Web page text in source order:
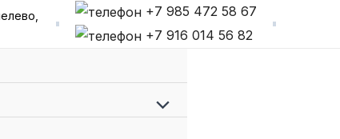
+7 985 472 58 67
+7 916 014 56 82
Переключатель